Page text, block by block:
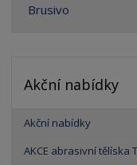
Brusivo
Akční nabídky
Akční nabídky
AKCE abrasivní tělíska